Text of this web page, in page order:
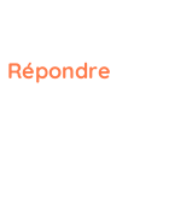
Répondre